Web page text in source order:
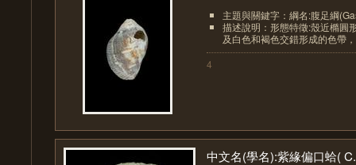
主題與關鍵字：綱名:腹足綱
描述說明：形態特徵:殼近橢圓
及白色和褐色交錯形成的色帶
4
中文名(學名):紫緣偏口蛤(